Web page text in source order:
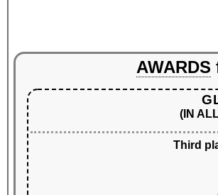
AWARDS
(IN
Third